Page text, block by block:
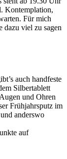
Kontemplation,
Für mich
viel zu sagen
auch handfeste
Silbertablett
und Ohren
Frühjahrsputz im
anderswo
auf